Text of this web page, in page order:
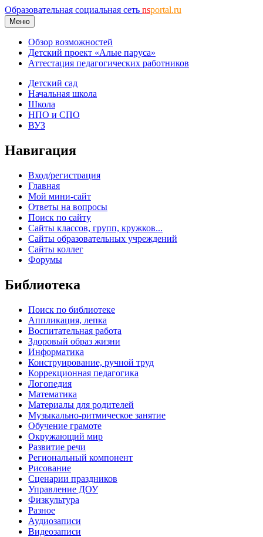
Образовательная социальная сеть nsportal.ru
Меню
Обзор возможностей
Детский проект «Алые паруса»
Аттестация педагогических работников
Детский сад
Начальная школа
Школа
НПО и СПО
ВУЗ
Навигация
Вход/регистрация
Главная
Мой мини-сайт
Ответы на вопросы
Поиск по сайту
Сайты классов, групп, кружков...
Сайты образовательных учреждений
Сайты коллег
Форумы
Библиотека
Поиск по библиотеке
Аппликация, лепка
Воспитательная работа
Здоровый образ жизни
Информатика
Конструирование, ручной труд
Коррекционная педагогика
Логопедия
Математика
Материалы для родителей
Музыкально-ритмическое занятие
Обучение грамоте
Окружающий мир
Развитие речи
Региональный компонент
Рисование
Сценарии праздников
Управление ДОУ
Физкультура
Разное
Аудиозаписи
Видеозаписи